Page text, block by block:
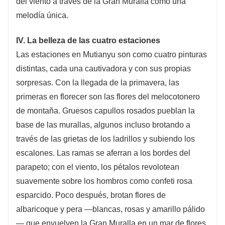
melodía única.
IV. La belleza de las cuatro estaciones
Las estaciones en Mutianyu son como cuatro pinturas
distintas, cada una cautivadora y con sus propias
sorpresas. Con la llegada de la primavera, las
primeras en florecer son las flores del melocotonero
de montaña. Gruesos capullos rosados ​​pueblan la
base de las murallas, algunos incluso brotando a
través de las grietas de los ladrillos y subiendo los
escalones. Las ramas se aferran a los bordes del
parapeto; con el viento, los pétalos revolotean
suavemente sobre los hombros como confeti rosa
esparcido. Poco después, brotan flores de
albaricoque y pera —blancas, rosas y amarillo pálido
— que envuelven la Gran Muralla en un mar de flores.